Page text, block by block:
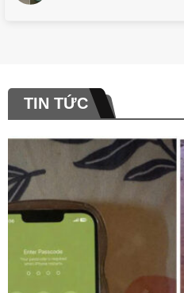
TIN TỨC